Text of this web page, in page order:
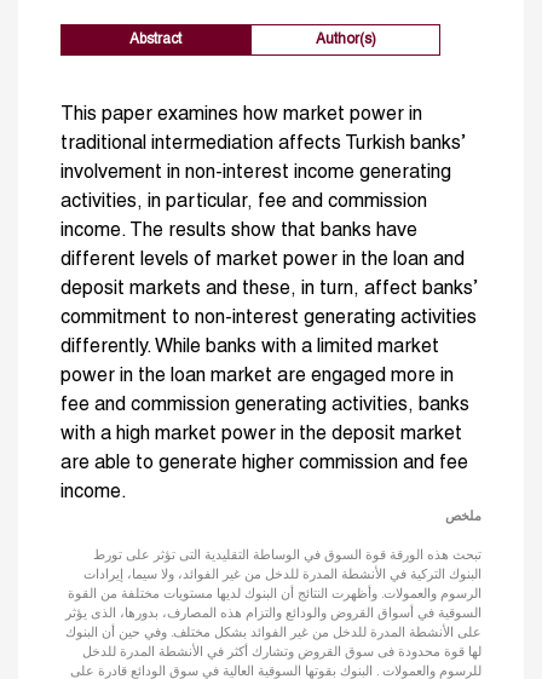
Abstract Author(s)
This paper examines how market power in
traditional intermediation affects Turkish banks’
involvement in non-interest income generating
activities, in particular, fee and commission
income. The results show that banks have
different levels of market power in the loan and
deposit markets and these, in turn, affect banks’
commitment to non-interest generating activities
differently. While banks with a limited market
power in the loan market are engaged more in
fee and commission generating activities, banks
with a high market power in the deposit market
are able to generate higher commission and fee
income.
ملخص
تبحث هذه الورقة قوة السوق في الوساطة التقليدية التى تؤثر على تورط
البنوك التركية في الأنشطة المدرة للدخل من غير الفوائد، ولا سيما، إيرادات
الرسوم والعمولات. وأظهرت النتائج أن البنوك لديها مستويات مختلفة من القوة
السوقية في أسواق القروض والودائع والتزام هذه المصارف، بدورها، الذى يؤثر
على الأنشطة المدرة للدخل من غير الفوائد بشكل مختلف. وفي حين أن البنوك
لها قوة محدودة فى سوق القروض وتشارك أكثر في الأنشطة المدرة للدخل
للرسوم والعمولات . البنوك بقوتها السوقية العالية في سوق الودائع قادرة على